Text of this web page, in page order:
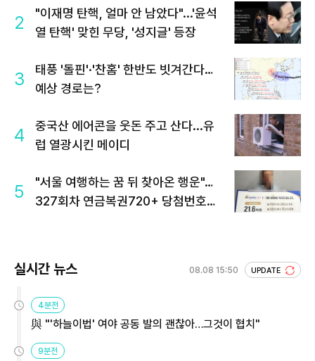
2
"이재명 탄핵, 얼마 안 남았다"...'윤석
열 탄핵' 맞힌 무당, '성지글' 등장
3
태풍 '돌핀'·'찬홈' 한반도 빗겨간다…
예상 경로는?
4
중국산 에어콘을 웃돈 주고 산다...유
럽 열광시킨 메이디
5
"서울 여행하는 꿈 뒤 찾아온 행운"…
327회차 연금복권720+ 당첨번호조
실시간 뉴스 08.08 15:50 UPDATE
4분전
與 "'하늘이법' 여야 공동 발의 괜찮아…그것이 협치"
9분전